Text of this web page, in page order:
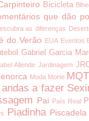
Bicicleta
que dão
as diferenças
do Verão EUA Eventos
Gabriel Garcia
Allende Jardinagem
Moda Morte MQT
andas a fazer
Pai País Real
Piadinha